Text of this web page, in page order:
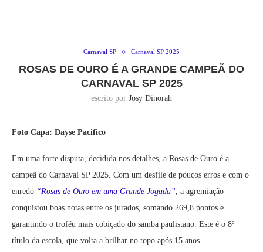
Carnaval SP Carnaval SP 2025
ROSAS DE OURO É A GRANDE CAMPEÃ DO
CARNAVAL SP 2025
escrito por Josy Dinorah
Foto Capa: Dayse Pacifico
Em uma forte disputa, decidida nos detalhes, a Rosas de Ouro é a
campeã do Carnaval SP 2025. Com um desfile de poucos erros e com o
enredo “Rosas de Ouro em uma Grande Jogada”, a agremiação
conquistou boas notas entre os jurados, somando 269,8 pontos e
garantindo o troféu mais cobiçado do samba paulistano. Este é o 8º
título da escola, que volta a brilhar no topo após 15 anos.